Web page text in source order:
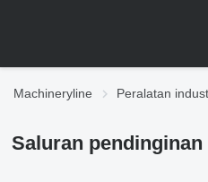
Machineryline Peralatan
Saluran pendinginan